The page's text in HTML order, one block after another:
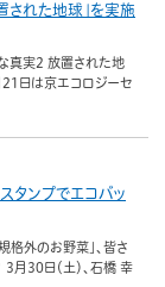
された地球」を実施
真実2 放置された地
21日は京エコロジーセ
タンプでエコバッ
規格外のお野菜」、皆さ
月30日（土）、石橋 幸